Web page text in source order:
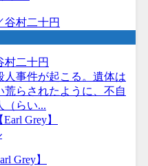
村二十円
事件が起こる。遺体は
らされたように、不自
（らい...
Grey】